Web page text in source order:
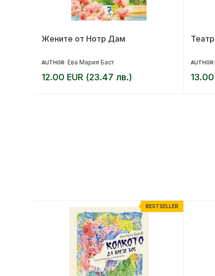
Жените от Нотр Дам
AUTHOR: Ева Мария Баст
12.00 EUR (23.47 лв.)
AUTHOR:
BESTSELLER